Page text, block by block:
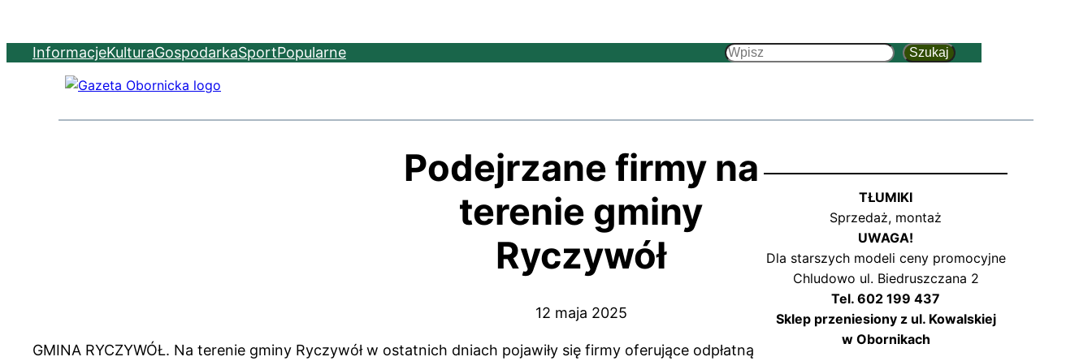
InformacjeKulturaGospodarkaSportPopularne
Szukaj
Szukaj
Podejrzane firmy na
terenie gminy
Ryczywół
12 maja 2025
GMINA RYCZYWÓŁ. Na terenie gminy Ryczywół w ostatnich dniach pojawiły się firmy oferujące odpłatną
TŁUMIKI
Sprzedaż, montaż
UWAGA!
Dla starszych modeli ceny promocyjne
Chludowo ul. Biedruszczana 2
Tel. 602 199 437
Sklep przeniesiony z ul. Kowalskiej
w Obornikach